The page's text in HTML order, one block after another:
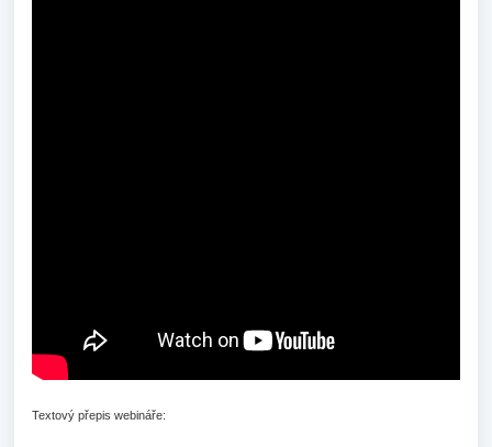
Textový přepis webináře: